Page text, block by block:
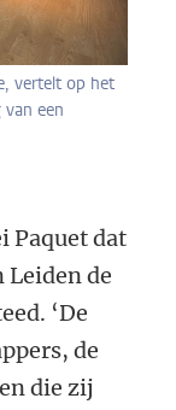
vertelt op het
een
Paquet dat
de
‘De
de
die zij